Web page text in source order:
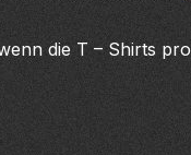
die T – Shirts